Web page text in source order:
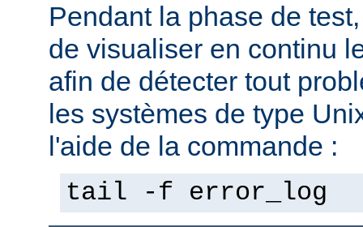
Pendant la phase de
de visualiser en continu
afin de détecter tout
les systèmes de type
l'aide de la commande :
tail -f error_log